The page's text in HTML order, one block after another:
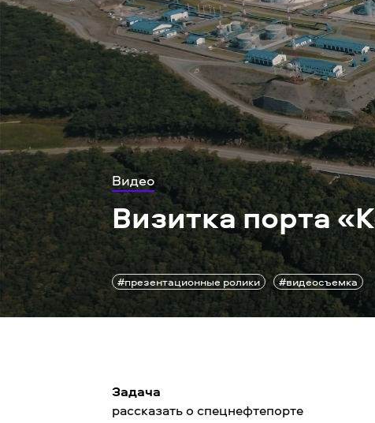
Видео
Визитка порта
#презентационные ролики #видеосъемка
Задача
рассказать о спецнефтепорте